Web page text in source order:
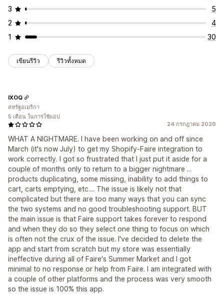
3
5
2
4
1
30
เขียนรีวิว รีวิวทั้งหมด
24 กรกฎาคม 2026
WHAT A NIGHTMARE. I have been working on and off since
March (it's now July) to get my Shopify-Faire integration to
work correctly. I got so frustrated that I just put it aside for a
couple of months only to return to a bigger nightmare ...
products duplicating, some missing, inability to add things to
cart, carts emptying, etc.... The issue is likely not that
complicated but there are too many ways that you can sync
the two systems and no good troubleshooting support. BUT
the main issue is that Faire support takes forever to respond
and when they do so they select one thing to focus on which
is often not the crux of the issue. I've decided to delete the
app and start from scratch but my store was essentially
ineffective during all of Faire's Summer Market and I got
minimal to no response or help from Faire. I am integrated with
a couple of other platforms and the process was very smooth
so the issue is 100% this app.
IXOQ
สหรัฐอเมริกา
5 เดือน ในการใช้แอป